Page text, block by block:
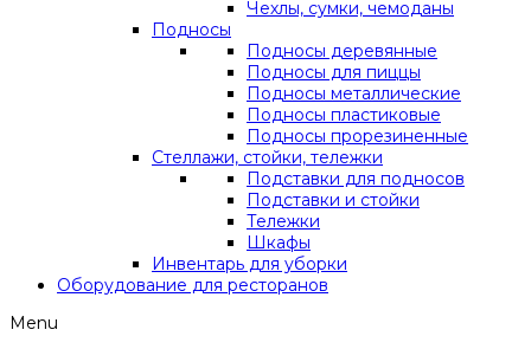
Чехлы, сумки, чемоданы
Подносы
Подносы деревянные
Подносы для пиццы
Подносы металлические
Подносы пластиковые
Подносы прорезиненные
Стеллажи, стойки, тележки
Подставки для подносов
Подставки и стойки
Тележки
Шкафы
Инвентарь для уборки
Оборудование для ресторанов
Menu